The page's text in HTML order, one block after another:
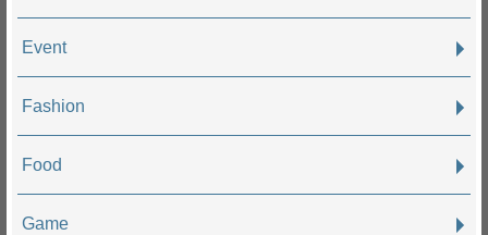
Event
Fashion
Food
Game